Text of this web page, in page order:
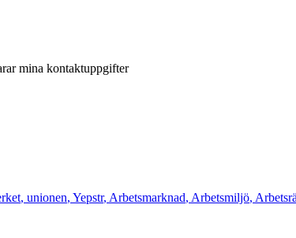
mina kontaktuppgifter
, unionen, Yepstr, Arbetsmarknad, Arbetsmiljö,